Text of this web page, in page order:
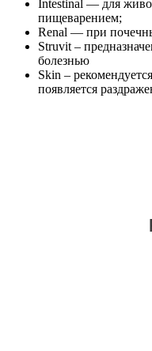
Intestinal — для
пищеварением;
Renal — при
Struvit –
болезнью
Skin –
появляется